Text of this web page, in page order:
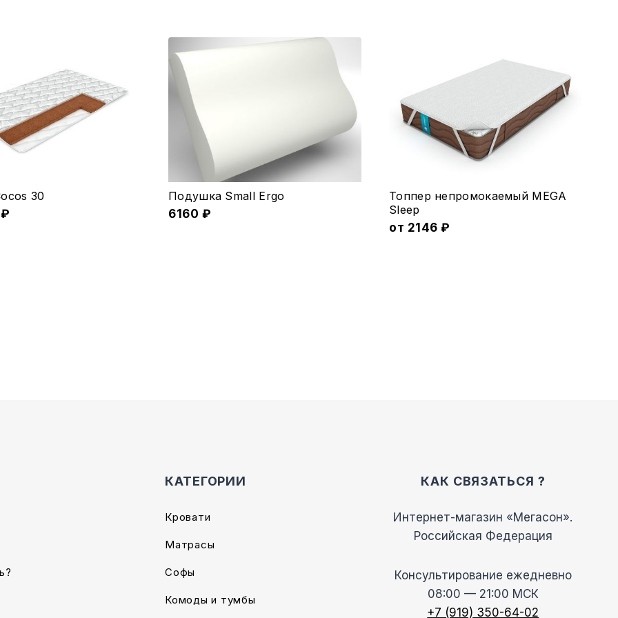
30
₽
Подушка Small Ergo
6160 ₽
Этот
товар
имеет
Топпер непромокаемый MEGA
Sleep
от 2146 ₽
КАТЕГОРИИ
Кровати
Матрасы
Софы
Комоды и тумбы
КАК СВЯЗАТЬСЯ ?
Интернет-магазин «Мегасон».
Российская Федерация
Консультирование ежедневно
08:00 — 21:00 МСК
+7 (919) 350-64-02